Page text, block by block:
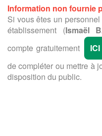
Information non fournie
Si vous êtes un
établissement (Ismaël
compte gratuitement
ICI
de compléter ou mettre à
disposition du public.